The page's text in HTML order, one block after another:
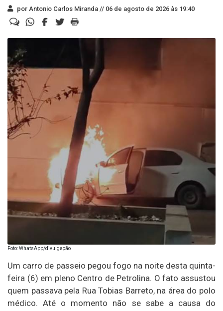
por Antonio Carlos Miranda // 06 de agosto de 2026 às 19:40
Foto: WhatsApp/divulgação
Um carro de passeio pegou fogo na noite desta quinta-
feira (6) em pleno Centro de Petrolina. O fato assustou
quem passava pela Rua Tobias Barreto, na área do polo
médico. Até o momento não se sabe a causa do